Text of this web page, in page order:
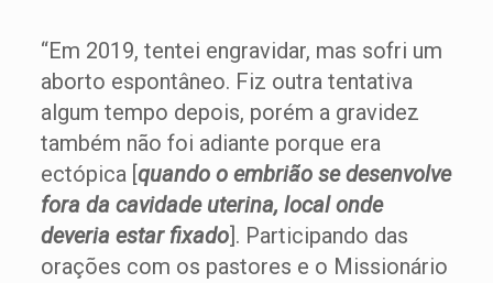
“Em 2019, tentei engravidar, mas sofri um
aborto espontâneo. Fiz outra tentativa
algum tempo depois, porém a gravidez
também não foi adiante porque era
ectópica [quando o embrião se desenvolve
fora da cavidade uterina, local onde
deveria estar fixado]. Participando das
orações com os pastores e o Missionário